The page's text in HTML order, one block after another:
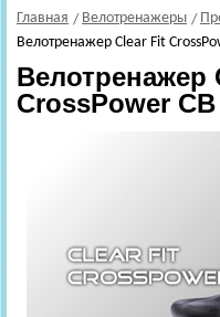
Главная Велотренажеры
Велотренажер Clear Fit
Велотренажер
CrossPower CB